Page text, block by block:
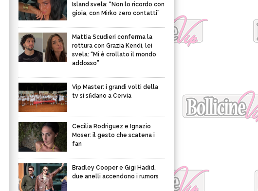
Island svela: “Non lo ricordo con
gioia, con Mirko zero contatti”
Mattia Scudieri conferma la
rottura con Grazia Kendi, lei
svela: “Mi è crollato il mondo
addosso”
Vip Master: i grandi volti della
tv si sfidano a Cervia
Cecilia Rodriguez e Ignazio
Moser: il gesto che scatena i
fan
Bradley Cooper e Gigi Hadid,
due anelli accendono i rumors